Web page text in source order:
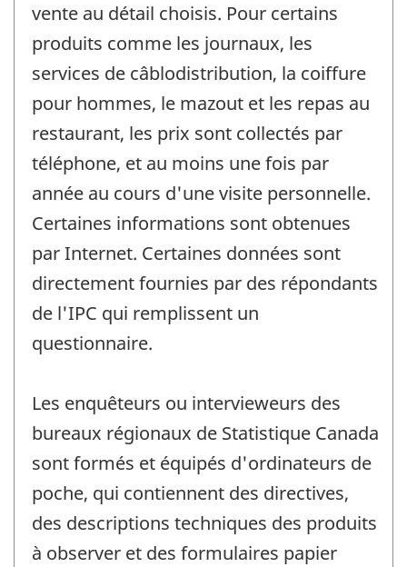
vente au détail choisis. Pour certains
produits comme les journaux, les
services de câblodistribution, la coiffure
pour hommes, le mazout et les repas au
restaurant, les prix sont collectés par
téléphone, et au moins une fois par
année au cours d'une visite personnelle.
Certaines informations sont obtenues
par Internet. Certaines données sont
directement fournies par des répondants
de l'IPC qui remplissent un
questionnaire.
Les enquêteurs ou intervieweurs des
bureaux régionaux de Statistique Canada
sont formés et équipés d'ordinateurs de
poche, qui contiennent des directives,
des descriptions techniques des produits
à observer et des formulaires papier